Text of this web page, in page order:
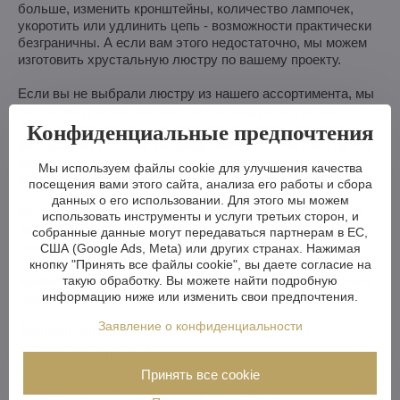
больше, изменить кронштейны, количество лампочек,
укоротить или удлинить цепь - возможности практически
безграничны. А если вам этого недостаточно, мы можем
изготовить хрустальную люстру по вашему проекту.
Если вы не выбрали люстру из нашего ассортимента, мы
Все, что вам нужно, - это рисунок или даже картинка/
фотография того, как вы представляете себе люстру. Мы
оценим возможности производства и в течение недели
вышлем вам эскизы, включая визуальные изображения.
Мы можем выполнить простые изменения в течение 3-4
недель, в то время как более сложные изменения или
люстра на заказ займут примерно 8-10 недель. Если
строительство или реконструкция займет больше
времени, ничего страшного - мы будем рады придержать
люстру для вас на нашем складе.
Хотите люстру на заказ? Или просто
посоветоваться?
Конфиденциальные предпочтения
Мы используем файлы cookie для улучшения качества
посещения вами этого сайта, анализа его работы и сбора
данных о его использовании. Для этого мы можем
использовать инструменты и услуги третьих сторон, и
собранные данные могут передаваться партнерам в ЕС,
США (Google Ads, Meta) или других странах. Нажимая
кнопку "Принять все файлы cookie", вы даете согласие на
такую обработку. Вы можете найти подробную
информацию ниже или изменить свои предпочтения.
Заявление о конфиденциальности
Принять все cookie